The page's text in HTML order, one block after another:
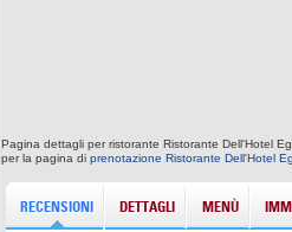
Pagina dettagli per ristorante Ristorante Dell'Hotel
per la pagina di prenotazione Ristorante Dell'Hotel
RECENSIONI DETTAGLI MENÙ